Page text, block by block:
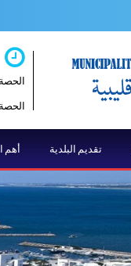
الحصة
الحصة
تقديم البلدية أهم